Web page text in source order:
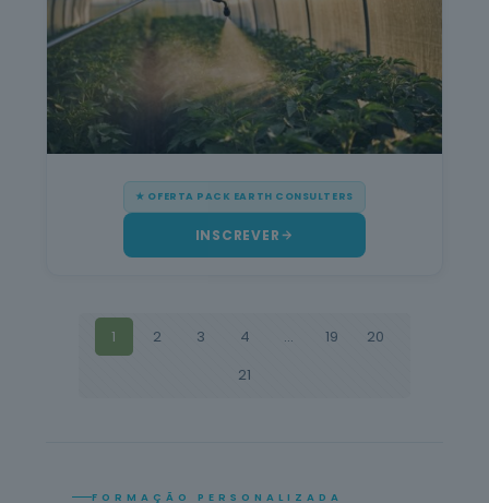
★ OFERTA PACK EARTH CONSULTERS
INSCREVER
1 2 3 4 ... 19
20
21
FORMAÇÃO PERSONALIZADA